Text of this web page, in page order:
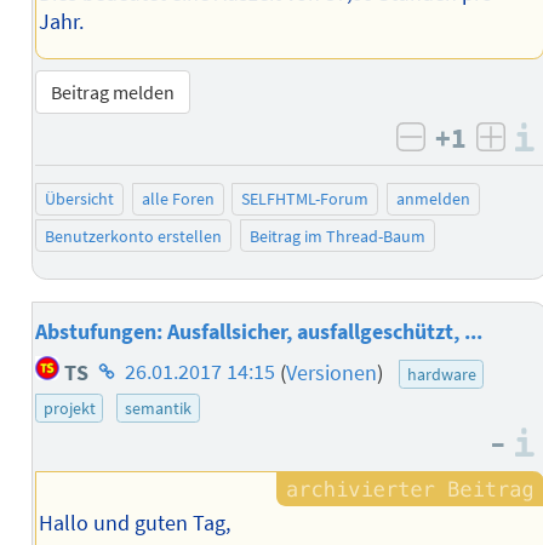
Jahr.
Beitrag melden
negativ
+1
Übersicht alle Foren SELFHTML-Forum
anmelden
Benutzerkonto erstellen
Beitrag im Thread-Baum
Abstufungen: Ausfallsicher, ausfallgeschützt, ...
TS Homepage
des
26.01.2017 14:15 (Versionen)
hardware
projekt
semantik
–
Hallo und guten Tag,